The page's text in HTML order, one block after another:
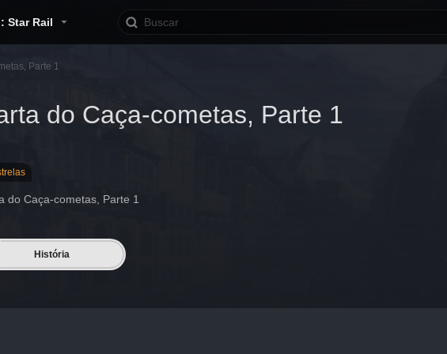
Star Rail
Parte 1
do Caça-cometas, Parte 1
do Caça-cometas, Parte 1
História